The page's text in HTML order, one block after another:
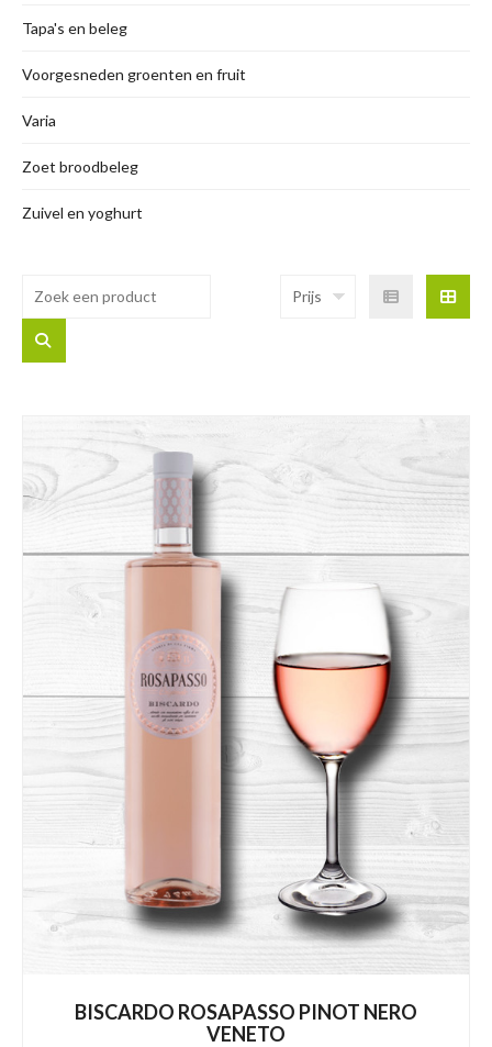
Tapa's en beleg
Voorgesneden groenten en fruit
Varia
Zoet broodbeleg
Zuivel en yoghurt
Prijs
BISCARDO ROSAPASSO PINOT NERO
VENETO